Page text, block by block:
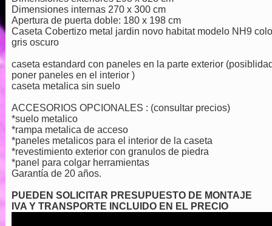
Dimensiones internas 270 x 300 cm
Apertura de puerta doble: 180 x 198 cm
Caseta Cobertizo metal jardin novo habitat modelo NH9
gris oscuro
caseta estandard con paneles en la parte exterior
poner paneles en el interior )
caseta metalica sin suelo
ACCESORIOS OPCIONALES : (consultar precios)
*suelo metalico
*rampa metalica de acceso
*paneles metalicos para el interior de la caseta
*revestimiento exterior con granulos de piedra
*panel para colgar herramientas
Garantía de 20 años.
PUEDEN SOLICITAR PRESUPUESTO DE MONTAJE
IVA Y TRANSPORTE INCLUIDO EN EL PRECIO